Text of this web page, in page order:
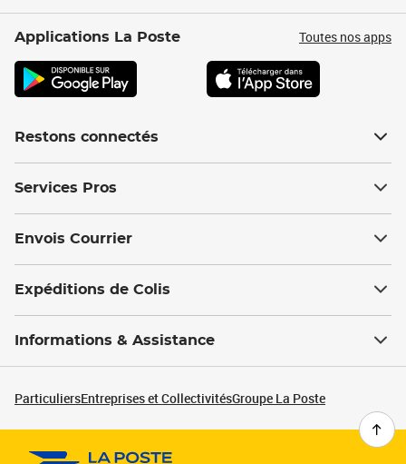
Applications La Poste Toutes nos apps
Restons connectés
Services Pros
Envois Courrier
Expéditions de Colis
Informations & Assistance
ParticuliersEntreprises et CollectivitésGroupe La Poste